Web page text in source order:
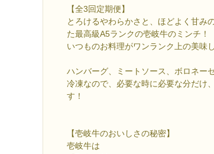
【全3回定期便】
とろけるやわらかさと、ほどよく甘み
た最高級A5ランクの壱岐牛のミンチ！
いつものお料理がワンランク上の美味し
ハンバーグ、ミートソース、ボロネー
冷凍なので、必要な時に必要な分だけ
す！
【壱岐牛のおいしさの秘密】
壱岐牛は